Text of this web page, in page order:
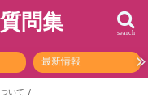
問集 search
最新情報
いて